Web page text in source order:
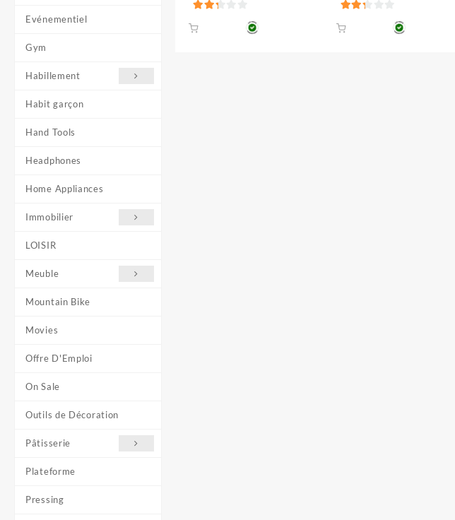
Evénementiel
Gym
Habillement
Habit garçon
Hand Tools
Headphones
Home Appliances
Immobilier
LOISIR
Meuble
Mountain Bike
Movies
Offre D'Emploi
On Sale
Outils de Décoration
Pâtisserie
Plateforme
Pressing
sur 5 sur 5